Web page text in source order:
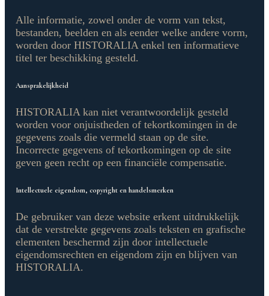
Alle informatie, zowel onder de vorm van tekst,
bestanden, beelden en als eender welke andere vorm,
worden door HISTORALIA enkel ten informatieve
titel ter beschikking gesteld.
Aansprakelijkheid
HISTORALIA kan niet verantwoordelijk gesteld
worden voor onjuistheden of tekortkomingen in de
gegevens zoals die vermeld staan op de site.
Incorrecte gegevens of tekortkomingen op de site
geven geen recht op een financiële compensatie.
Intellectuele eigendom, copyright en handelsmerken
De gebruiker van deze website erkent uitdrukkelijk
dat de verstrekte gegevens zoals teksten en grafische
elementen beschermd zijn door intellectuele
eigendomsrechten en eigendom zijn en blijven van
HISTORALIA.